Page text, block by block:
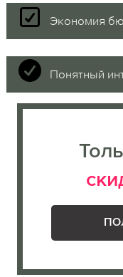
Экономия
Понятный